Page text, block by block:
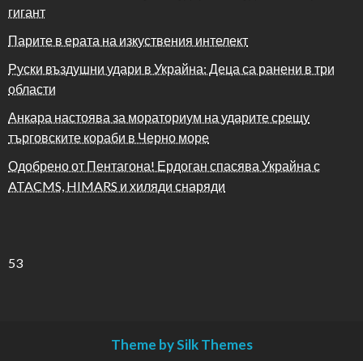
гигант
Парите в ерата на изкуствения интелект
Руски въздушни удари в Украйна: Деца са ранени в три
области
Анкара настоява за мораториум на ударите срещу
търговските кораби в Черно море
Одобрено от Пентагона! Ердоган спасява Украйна с
ATACMS, HIMARS и хиляди снаряди
53
Theme by Silk Themes